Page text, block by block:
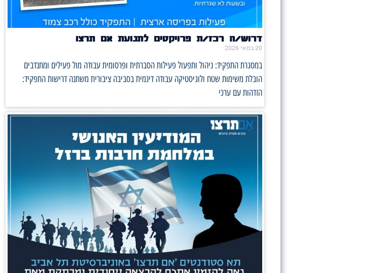
דרוש/ה רכז/ת פרויקטים לתנועת אם תרצו
20 במאי 2026
במסגרת התפקיד: ניהול ותפעול פעילות הסברתית ופרסומית עבודה מול פעילים ומתנדבים
הובלת משימות שטח ולוגיסטיקה עבודה דינמית בסביבה ציבורית משתנה דרישות התפקיד:
הזדהות עם ערכי